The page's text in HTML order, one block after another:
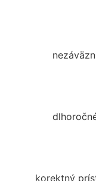
korektný